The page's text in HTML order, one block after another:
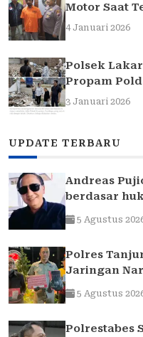
Motor Saat
4 Januari 2026
Polsek
Propam
Elina
3 Januari 2026
UPDATE TERBARU
Andreas
berdasar
ke rekening
Milliar
5 Agustus
Polres
Jaringan
Pengedar
5 Agustus
Polrestabes